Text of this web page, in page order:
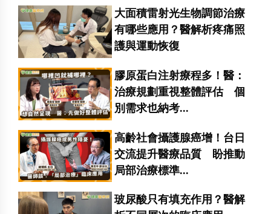
大面積雷射光生物調節治療
有哪些應用？醫解析疼痛照
護與運動恢復
膠原蛋白注射療程多！醫：
治療規劃重視整體評估 個
別需求也納考...
高齡社會攝護腺癌增！台日
交流提升醫療品質 盼推動
局部治療標準...
玻尿酸只有填充作用？醫解